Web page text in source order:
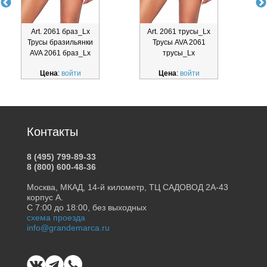
Art. 2061 браз_Lx
Трусы бразильянки
AVA 2061 браз_Lx
Цена: войти
Art. 2061 трусы_Lx
Трусы AVA 2061
трусы_Lx
Цена: войти
Контакты
8 (495) 799-89-33
8 (800) 600-48-36
Москва, МКАД, 14-й километр, ТЦ САДОВОД 2А-43
корпус А.
С 7:00 до 18:00, без выходных
схема проезда
info@grandemarca.ru